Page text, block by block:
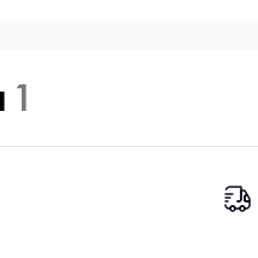
1